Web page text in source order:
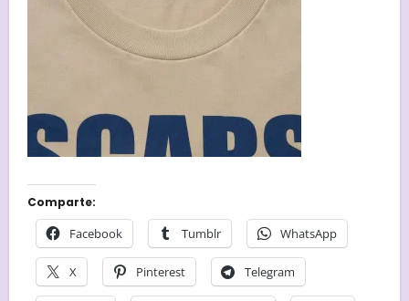
Comparte:
Facebook Tumblr WhatsApp
X Pinterest Telegram